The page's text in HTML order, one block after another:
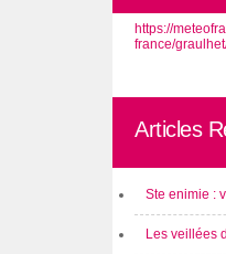
https://
france/
Articles
Ste enimie :
Les veillées